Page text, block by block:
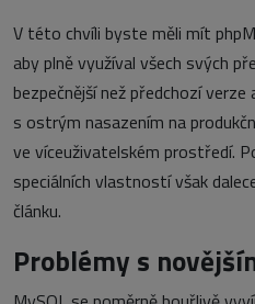
V této chvíli byste měli mít
aby plně využíval všech svých
bezpečnější než předchozí
s ostrým nasazením na
ve víceuživatelském prostředí.
speciálních vlastností však
článku.
Problémy s